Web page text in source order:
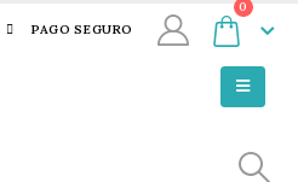
PAGO SEGURO
0